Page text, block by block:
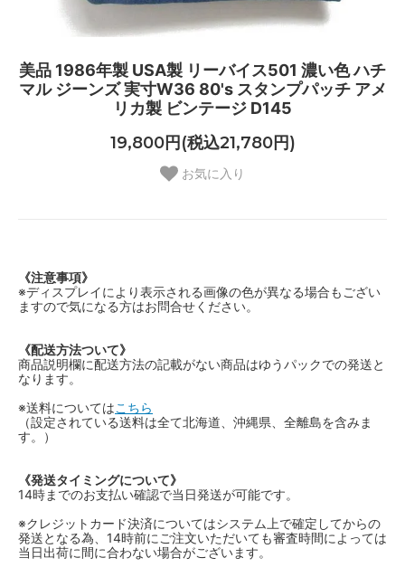
美品 1986年製 USA製 リーバイス501 濃い色 ハチ
マル ジーンズ 実寸W36 80's スタンプパッチ アメ
リカ製 ビンテージ D145
19,800円(税込21,780円)
お気に入り
《注意事項》
※ディスプレイにより表示される画像の色が異なる場合もござい
ますので気になる方はお問合せください。
《配送方法ついて》
商品説明欄に配送方法の記載がない商品はゆうパックでの発送と
なります。
※送料についてはこちら
（設定されている送料は全て北海道、沖縄県、全離島を含みま
す。）
《発送タイミングについて》
14時までのお支払い確認で当日発送が可能です。
※クレジットカード決済についてはシステム上で確定してからの
発送となる為、14時前にご注文いただいても審査時間によっては
当日出荷に間に合わない場合がございます。